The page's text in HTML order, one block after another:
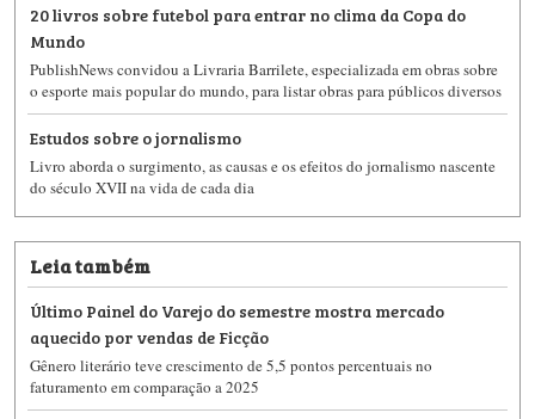
20 livros sobre futebol para entrar no clima da Copa do
Mundo
PublishNews convidou a Livraria Barrilete, especializada em obras sobre
o esporte mais popular do mundo, para listar obras para públicos diversos
Estudos sobre o jornalismo
Livro aborda o surgimento, as causas e os efeitos do jornalismo nascente
do século XVII na vida de cada dia
Leia também
Último Painel do Varejo do semestre mostra mercado
aquecido por vendas de Ficção
Gênero literário teve crescimento de 5,5 pontos percentuais no
faturamento em comparação a 2025